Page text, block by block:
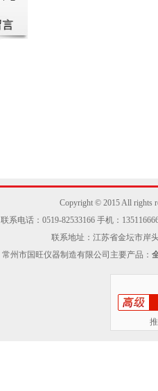
Copyright © 2015 All rights
联系电话：0519-82533166 手机：
联系地址：江苏省金坛市岸
常州市国旺仪器制造有限公司主要产品：